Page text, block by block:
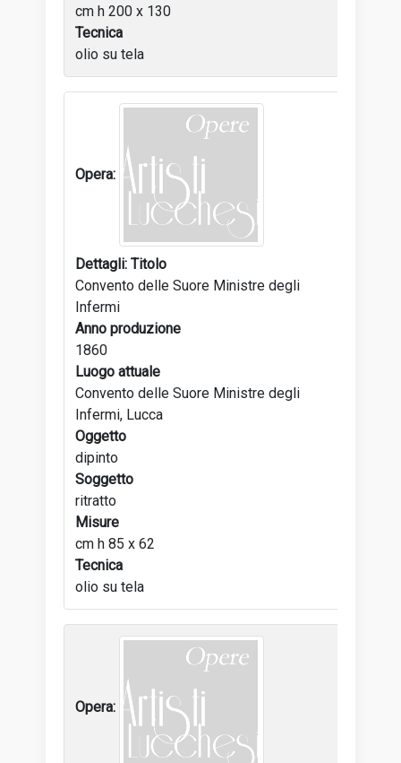
cm h 200 x 130
Tecnica
olio su tela
Titolo
Convento delle Suore Ministre degli
Infermi
Anno produzione
1860
Luogo attuale
Convento delle Suore Ministre degli
Infermi, Lucca
Oggetto
dipinto
Soggetto
ritratto
Misure
cm h 85 x 62
Tecnica
olio su tela